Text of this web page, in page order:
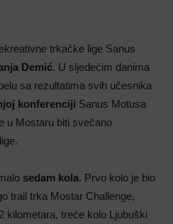
trkačke lige Sanus
Demić. U sljedećim danima
sa rezultatima svih učesnika
konferenciji Sanus Motusa
u Mostaru biti svečano
sedam kola. Prvo kolo je bio
trail trka Mostar Challenge,
kilometara, treće kolo Ljubuški